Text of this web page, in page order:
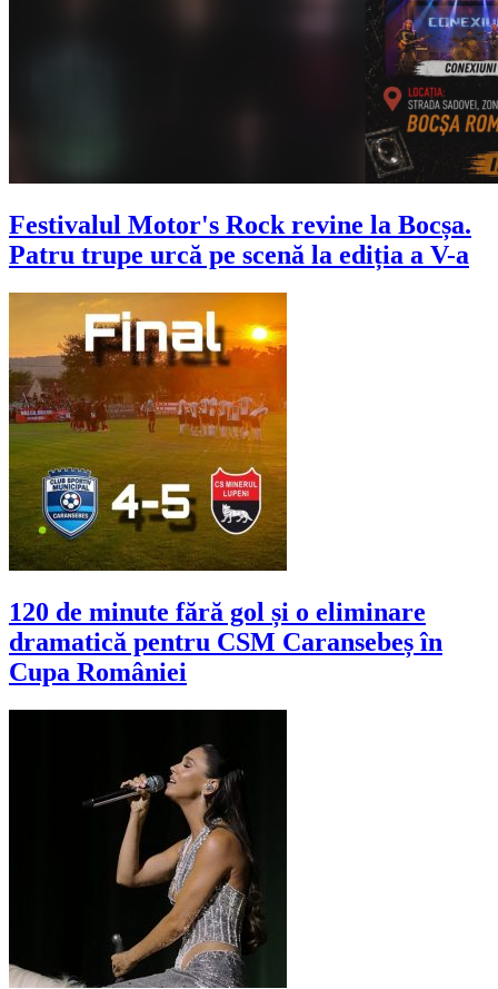
Festivalul Motor's Rock revine la Bocșa.
Patru trupe urcă pe scenă la ediția a V-a
120 de minute fără gol și o eliminare
dramatică pentru CSM Caransebeș în
Cupa României